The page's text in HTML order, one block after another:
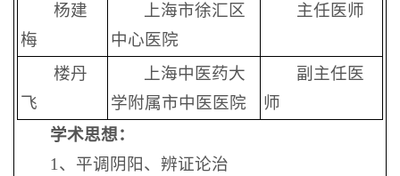
杨建
梅
上海市徐汇区
中心医院
主任医师
楼丹
飞
上海中医药大
学附属市中医医院
副主任医
师
学术思想：
1、平调阴阳、辨证论治